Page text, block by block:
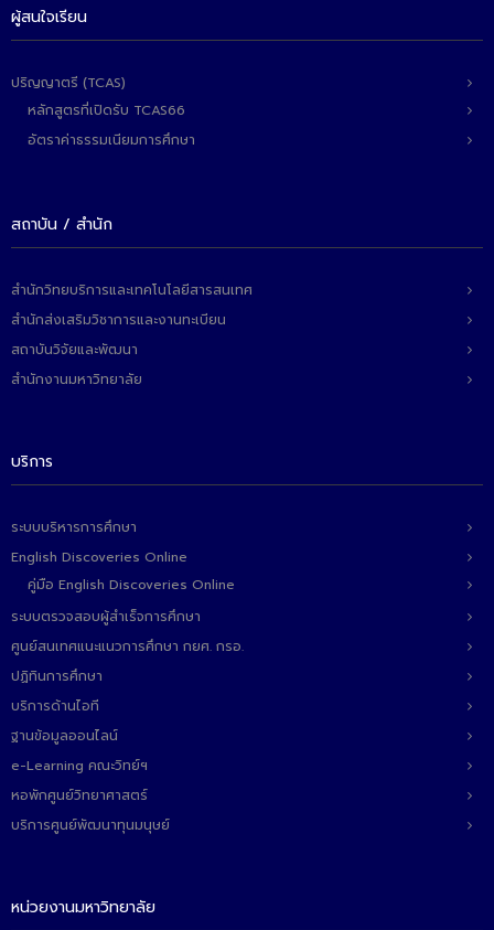
- ทุน/สมัครงาน/ศึกษาต่อ
ผลงานคณะ
- โครงการบริหารจัดการพื้นที่ 10 ไร่ ด้านหลังโรงสีข้าว
- โครงการส่งเสริมการปลูกกล้วยเล็บมือนางฯ
- ผลงาน/รางวัล
ติดต่อเรา
ผู้สนใจเรียน
ปริญญาตรี (TCAS)
หลักสูตรที่เปิดรับ TCAS66
อัตราค่าธรรมเนียมการศึกษา
สถาบัน / สำนัก
สำนักวิทยบริการและเทคโนโลยีสารสนเทศ
สำนักส่งเสริมวิชาการและงานทะเบียน
สถาบันวิจัยและพัฒนา
สำนักงานมหาวิทยาลัย
บริการ
ระบบบริหารการศึกษา
English Discoveries Online
คู่มือ English Discoveries Online
ระบบตรวจสอบผู้สำเร็จการศึกษา
ศูนย์สนเทศแนะแนวการศึกษา กยศ. กรอ.
ปฏิทินการศึกษา
บริการด้านไอที
ฐานข้อมูลออนไลน์
e-Learning คณะวิทย์ฯ
หอพักศูนย์วิทยาศาสตร์
บริการศูนย์พัฒนาทุนมนุษย์
หน่วยงานมหาวิทยาลัย